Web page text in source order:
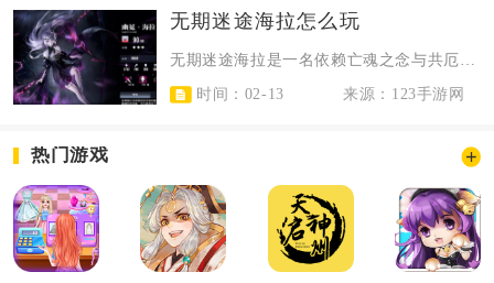
无期迷途海拉怎么玩
无期迷途海拉是一名依赖亡魂之念与共厄能量机制的持续输出核心，核心玩法围绕快速...
时间：02-13
来源：123手游网
热门游戏